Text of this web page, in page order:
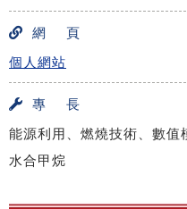
網 頁
個人網站
專 長
能源利用、燃燒技術、數值
水合甲烷